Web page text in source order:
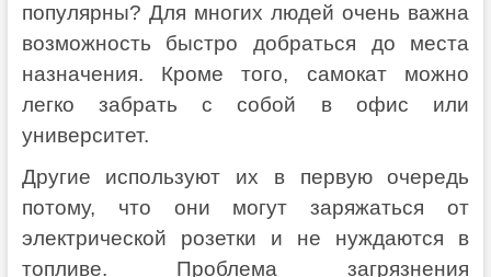
популярны? Для многих людей очень важна
возможность быстро добраться до места
назначения. Кроме того, самокат можно
легко забрать с собой в офис или
университет.
Другие используют их в первую очередь
потому, что они могут заряжаться от
электрической розетки и не нуждаются в
топливе. Проблема загрязнения